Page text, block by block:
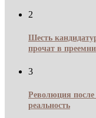
2
Шесть
прочат в
3
Революция
реальность